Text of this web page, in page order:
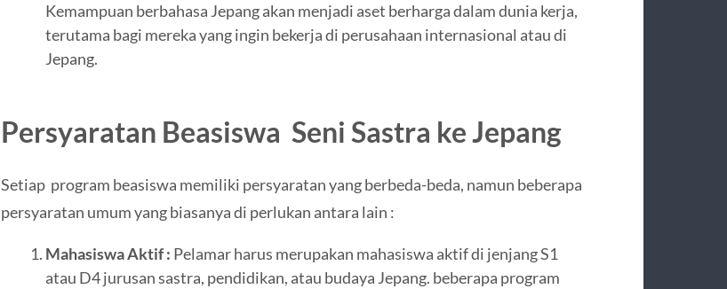
Kemampuan berbahasa Jepang akan menjadi aset berharga dalam dunia kerja,
terutama bagi mereka yang ingin bekerja di perusahaan internasional atau di
Jepang.
Persyaratan Beasiswa Seni Sastra ke Jepang
Setiap program beasiswa memiliki persyaratan yang berbeda-beda, namun beberapa
persyaratan umum yang biasanya di perlukan antara lain :
Mahasiswa Aktif : Pelamar harus merupakan mahasiswa aktif di jenjang S1
atau D4 jurusan sastra, pendidikan, atau budaya Jepang. beberapa program